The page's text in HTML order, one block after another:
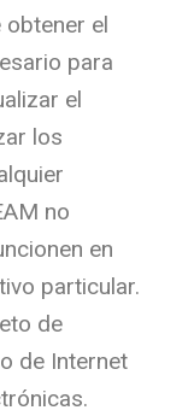
obtener el
para
el
los
no
en
particular.
de
de Internet